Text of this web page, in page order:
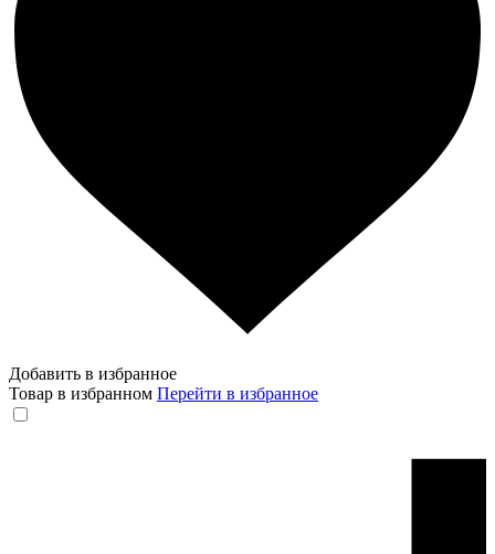
Добавить в избранное
Товар в избранном Перейти в избранное